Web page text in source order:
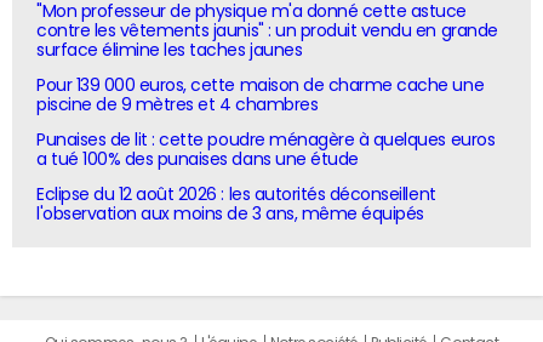
"Mon professeur de physique m'a donné cette astuce
contre les vêtements jaunis" : un produit vendu en grande
surface élimine les taches jaunes
Pour 139 000 euros, cette maison de charme cache une
piscine de 9 mètres et 4 chambres
Punaises de lit : cette poudre ménagère à quelques euros
a tué 100% des punaises dans une étude
Eclipse du 12 août 2026 : les autorités déconseillent
l'observation aux moins de 3 ans, même équipés